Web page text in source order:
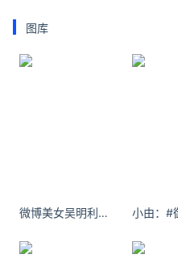
原文链接 https://
图库
微博美女吴明利Zandra 长腿自拍